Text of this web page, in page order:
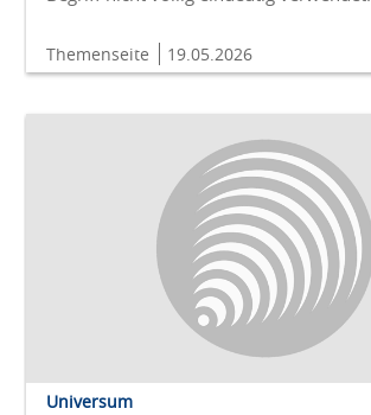
Themenseite 19.05.2026
Universum